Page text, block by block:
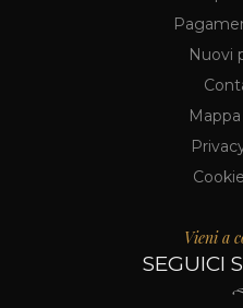
Nuovi
Vieni a
SEGUICI